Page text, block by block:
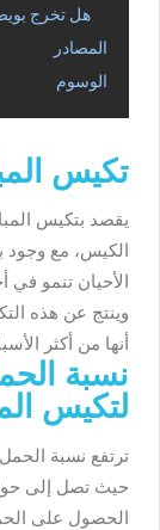
هل تخرج
المصادر
الوسوم
تكيس
يقصد بتكيس
الكيس، مع
الأحيان تنمو في
وينتج عن هذه
أنها من أكثر
نسبة
لتكيس
ترتفع نسبة
الحصول على